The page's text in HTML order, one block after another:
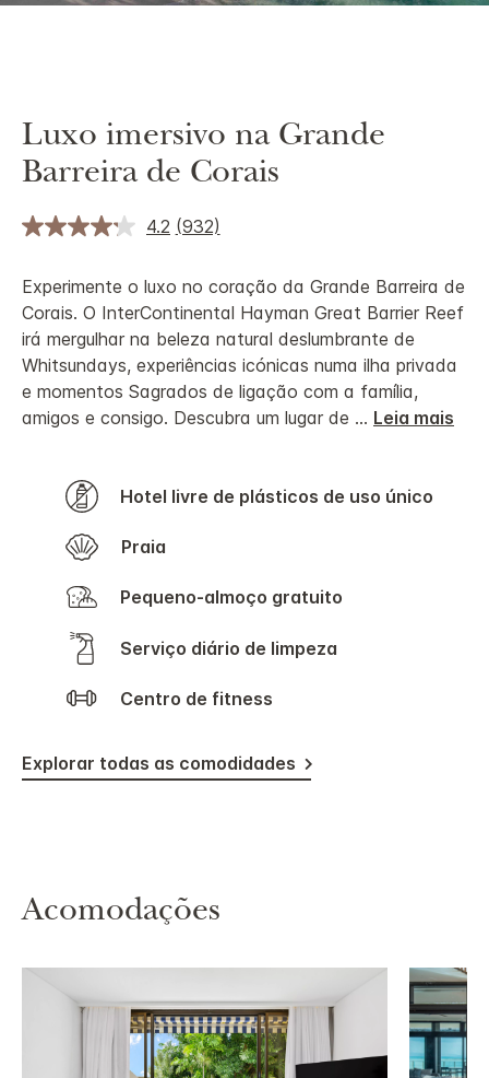
Luxo imersivo na Grande
Barreira de Corais
4.2 (932)
Experimente o luxo no coração da Grande Barreira de
Corais. O InterContinental Hayman Great Barrier Reef
irá mergulhar na beleza natural deslumbrante de
Whitsundays, experiências icónicas numa ilha privada
e momentos Sagrados de ligação com a família,
amigos e consigo. Descubra um lugar de ... Leia mais
Hotel livre de plásticos de uso único
Praia
Pequeno-almoço gratuito
Serviço diário de limpeza
Centro de fitness
Explorar todas as comodidades
Acomodações